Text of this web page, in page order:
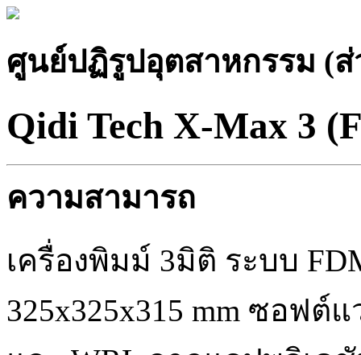
ศูนย์ปฏิรูปอุตสาหกรรม (ส่
Qidi Tech X-Max 3
ความสามารถ
เครื่องพิมม์ 3มิติ ระบบ
325x325x315 mm ซอฟต์